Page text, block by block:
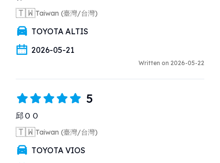
🇹🇼Taiwan (臺灣/台灣)
TOYOTA ALTIS
2026-05-21
Written on 2026-05-22
5
邱ＯＯ
🇹🇼Taiwan (臺灣/台灣)
TOYOTA VIOS